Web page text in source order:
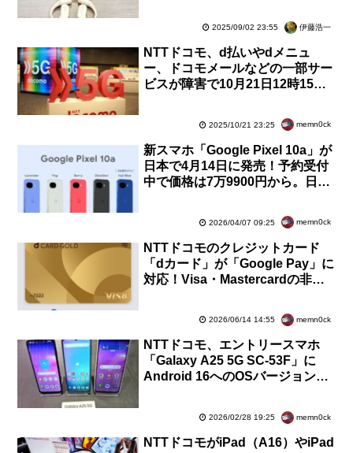
2025/09/02 23:55 伊藤浩一
NTTドコモ、d払いやdメニュ
ー、ドコモメールなどの一部サー
ビスが障害で10月21日12時15分
2025/10/21 23:25 memn0ck
新スマホ「Google Pixel 10a」が
日本で4月14日に発売！予約受付
中で価格は7万9900円から。日本
2026/04/07 09:25 memn0ck
NTTドコモのクレジットカード
「dカード」が「Google Pay」に
対応！Visa・Mastercardの非接
2026/06/14 14:55 memn0ck
NTTドコモ、エントリースマホ
「Galaxy A25 5G SC-53F」に
Android 16へのOSバージョンア
2026/02/28 19:25 memn0ck
NTTドコモがiPad（A16）やiPad